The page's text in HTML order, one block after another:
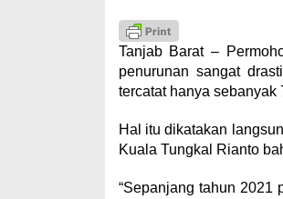
Tanjab Barat –
penurunan sangat
tercatat hanya sebanyak
Hal itu dikatakan
Kuala Tungkal Rianto
“Sepanjang tahun 2021